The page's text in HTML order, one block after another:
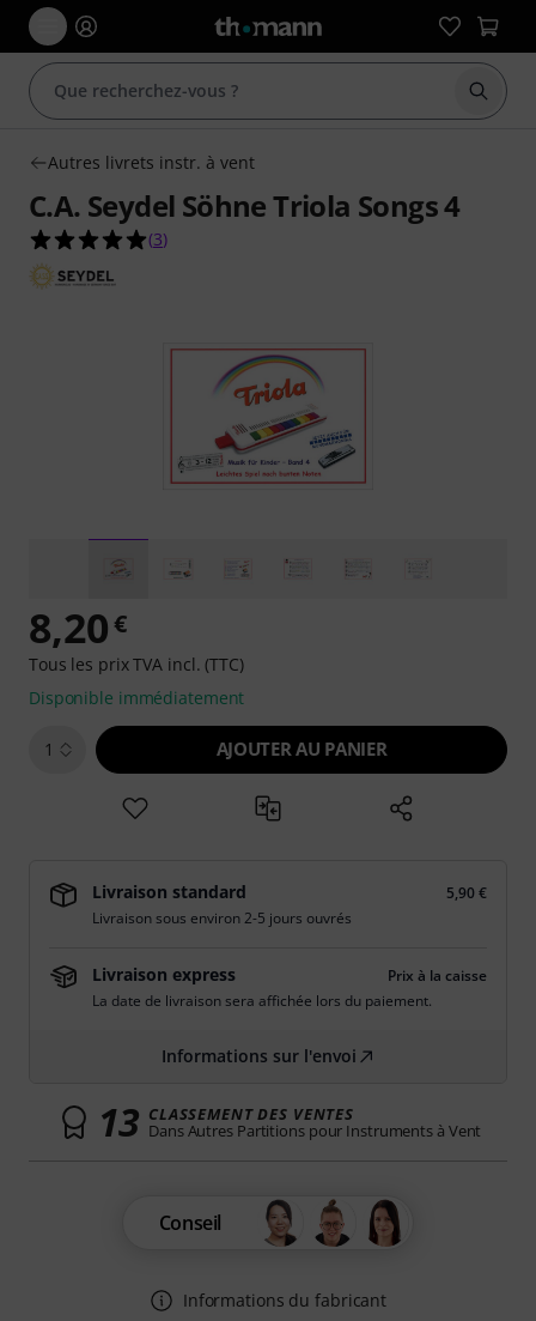
Autres livrets instr. à vent
C.A. Seydel Söhne Triola Songs 4
5.0 étoiles sur 5 d'après 3 évaluations clients
(3)
8,20€
Tous les prix TVA incl. (TTC)
Disponible immédiatement
1 AJOUTER AU PANIER
Livraison standard
5,90 €
Livraison sous environ 2-5 jours ouvrés
Livraison express
Prix à la caisse
La date de livraison sera affichée lors du paiement.
Informations sur l'envoi
13 CLASSEMENT DES VENTES
Dans Autres Partitions pour Instruments à Vent
Conseil
Informations du fabricant